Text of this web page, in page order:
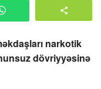
narkotik
dövriyyəsinə